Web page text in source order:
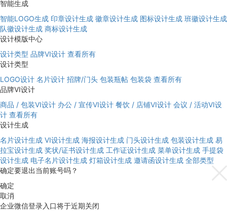
智能生成
智能LOGO生成 印章设计生成 徽章设计生成 图标设计生成 班徽设计生成
队徽设计生成 商标设计生成
设计模版中心
设计类型 品牌VI设计 查看所有
设计类型
LOGO设计 名片设计 招牌/门头 包装瓶帖 包装袋 查看所有
品牌VI设计
商品 / 包装VI设计 办公 / 宣传VI设计 餐饮 / 店铺VI设计 会议 / 活动VI设
计 查看所有
设计生成
名片设计生成 VI设计生成 海报设计生成 门头设计生成 包装设计生成 易
拉宝设计生成 奖状/证书设计生成 工作证设计生成 菜单设计生成 手提袋
设计生成 电子名片设计生成 灯箱设计生成 邀请函设计生成 全部类型
确定要退出当前账号吗？
确定
取消
企业微信登录入口将于近期关闭